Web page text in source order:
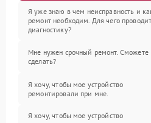
Я уже знаю в чем неисправность и
ремонт необходим. Для чего
диагностику?
Мне нужен срочный ремонт. Сможете
сделать?
Я хочу, чтобы мое устройство
ремонтировали при мне.
Я хочу, чтобы мое устройство